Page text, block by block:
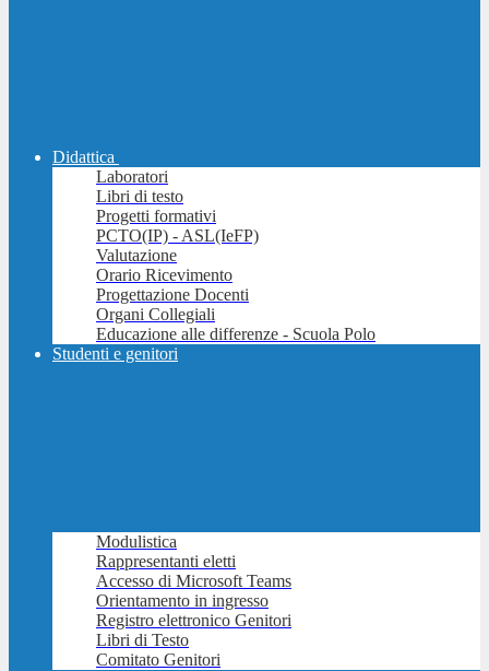
Didattica
Laboratori
Libri di testo
Progetti formativi
PCTO(IP) - ASL(IeFP)
Valutazione
Orario Ricevimento
Progettazione Docenti
Organi Collegiali
Educazione alle differenze - Scuola Polo
Studenti e genitori
Modulistica
Rappresentanti eletti
Accesso di Microsoft Teams
Orientamento in ingresso
Registro elettronico Genitori
Libri di Testo
Comitato Genitori